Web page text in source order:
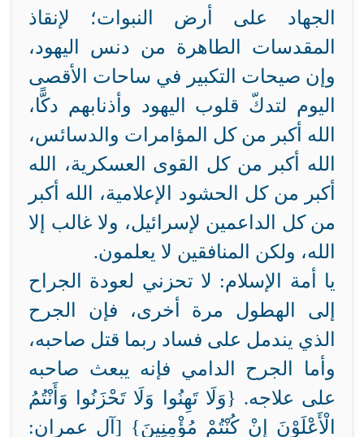
الجهاد على أرض النبوات؛ لإنقاذ
المقدسات الطاهرة من دنس اليهود،
وإن صيحات التكبير في ساحات الأقصى
اليوم لتدكّ قلوب اليهود وأذنابهم دكًّا،
الله أكبر من كل المؤامرات والدسائس،
الله أكبر من كل القوى العسكرية، الله
أكبر من كل الحشود الإعلامية، الله أكبر
من كل الداعمين لإسرائيل، ولا غالب إلا
الله، ولكن المنافقين لا يعلمون.
يا أمة الإسلام: لا تحزني لعودة الجراح
إلى الهطول مرة أخرى، فإن الجرح
الذي يندمل على فساد ربما قتل صاحبه،
وأما الجرح الدامي فإنه يبعث صاحبه
على علاجه. {وَلَا تَهِنُوا وَلَا تَحْزَنُوا وَأَنْتُمُ
الْأَعْلَوْنَ إِنْ كُنْتُمْ مُؤْمِنِينَ} [آل عمران: